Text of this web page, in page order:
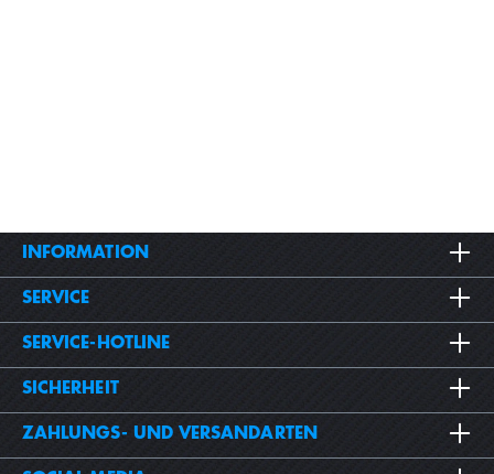
INFORMATION
SERVICE
SERVICE-HOTLINE
SICHERHEIT
ZAHLUNGS- UND VERSANDARTEN